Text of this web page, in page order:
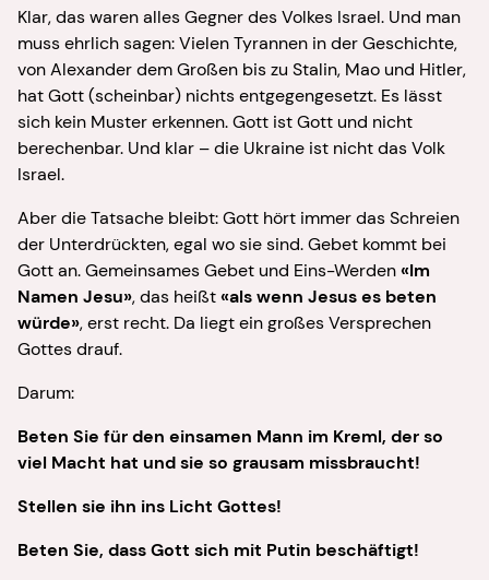
Klar, das waren alles Gegner des Volkes Israel. Und man
muss ehrlich sagen: Vielen Tyrannen in der Geschichte,
von Alexander dem Großen bis zu Stalin, Mao und Hitler,
hat Gott (scheinbar) nichts entgegengesetzt. Es lässt
sich kein Muster erkennen. Gott ist Gott und nicht
berechenbar. Und klar – die Ukraine ist nicht das Volk
Israel.
Aber die Tatsache bleibt: Gott hört immer das Schreien
der Unterdrückten, egal wo sie sind. Gebet kommt bei
Gott an. Gemeinsames Gebet und Eins-Werden«Im
Namen Jesu», das heißt«als wenn Jesus es beten
würde», erst recht. Da liegt ein großes Versprechen
Gottes drauf.
Darum:
Beten Sie für den einsamen Mann im Kreml, der so
viel Macht hat und sie so grausam missbraucht!
Stellen sie ihn ins Licht Gottes!
Beten Sie, dass Gott sich mit Putin beschäftigt!